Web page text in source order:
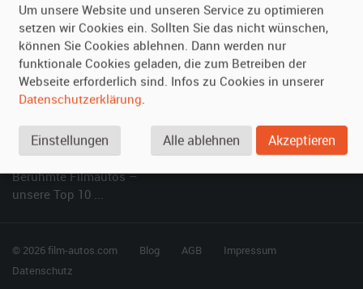
Vermieten
Oldtimer anmelden
Fotos senden
Fragen für Vermieter
Hilfe
Häufige Fragen (FAQ)
So funktioniert's
SPECIAL
Berühmte Filmautos –
unsere Top 10 ...
© 2026 film-autos.com Blog AGB
Impressum
Datenschutz
Um unsere Website und unseren Service zu optimieren
setzen wir Cookies ein. Sollten Sie das nicht wünschen,
können Sie Cookies ablehnen. Dann werden nur
funktionale Cookies geladen, die zum Betreiben der
Webseite erforderlich sind. Infos zu Cookies in unserer
Datenschutzerklärung.
Einstellungen Alle ablehnen Akzeptieren